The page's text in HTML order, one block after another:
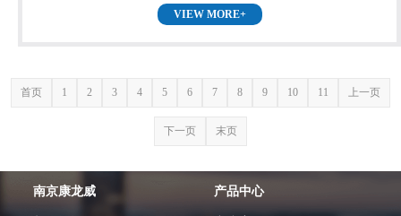
VIEW MORE+
首页 1 2 3 4 5 6 7 8 9 10 11 上一页
下一页 末页
南京康龙威 产品中心